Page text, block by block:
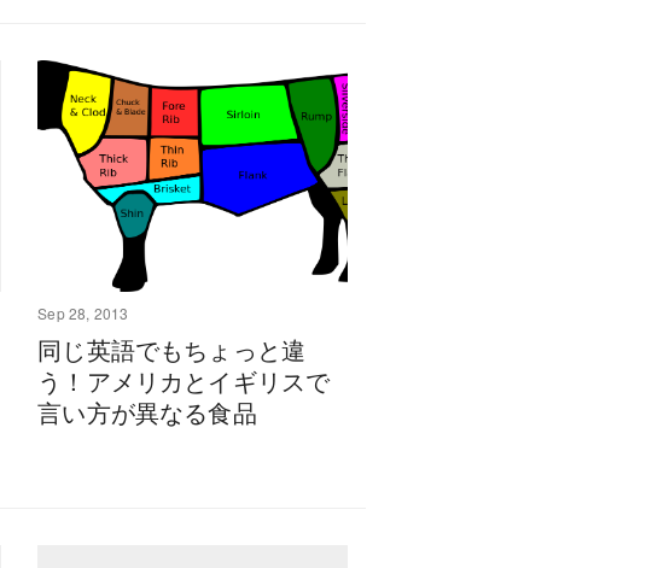
Sep 28, 2013
同じ英語でもちょっと違
う！アメリカとイギリスで
言い方が異なる食品